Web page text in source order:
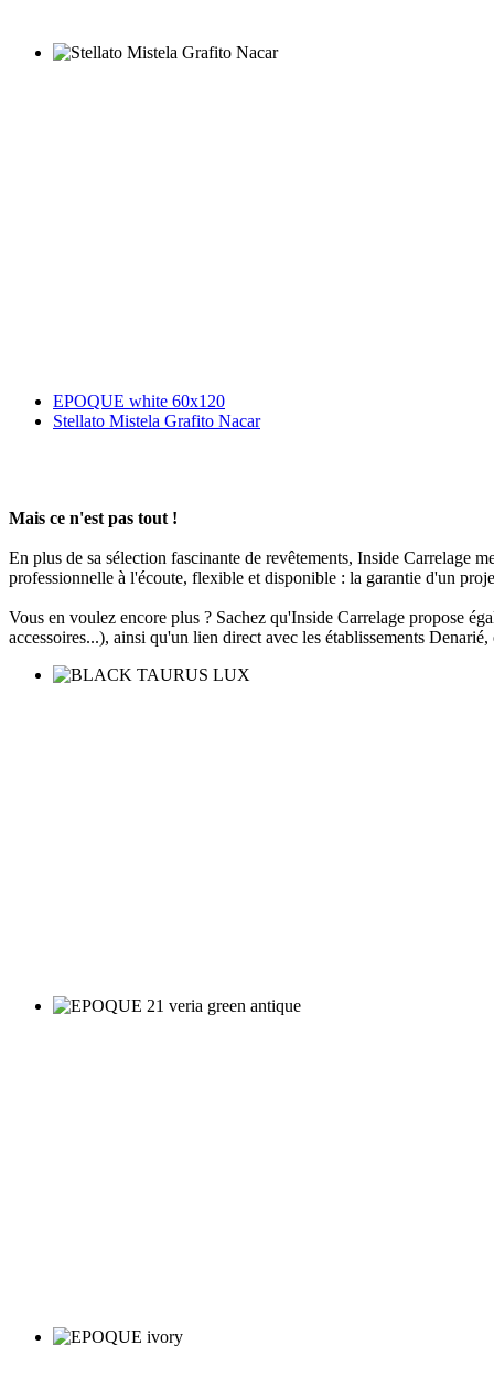
EPOQUE white 60x120
Stellato Mistela Grafito Nacar
Mais ce n'est pas tout !
En plus de sa sélection fascinante de revêtements, Inside Carrelage
professionnelle à l'écoute, flexible et disponible : la garantie d'un
Vous en voulez encore plus ? Sachez qu'Inside Carrelage propose
accessoires...), ainsi qu'un lien direct avec les établissements